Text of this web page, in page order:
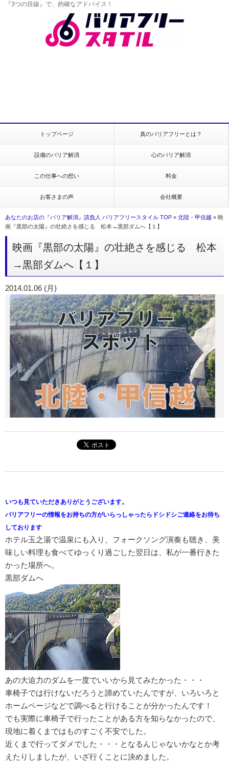
『3つの目線』で、的確なアドバイス！
トップページ 真のバリアフリーとは？
設備のバリア解消 心のバリア解消
この仕事への想い 料金
お客さまの声 会社概要
あなたのお店の『バリア解消』請負人 バリアフリースタイル TOP » 北陸・甲信越 » 映
画『黒部の太陽』の壮絶さを感じる 松本→黒部ダムへ【１】
映画『黒部の太陽』の壮絶さを感じる 松本
→黒部ダムへ【１】
2014.01.06 (月)
いつも見ていただきありがとうございます。
バリアフリーの情報をお持ちの方がいらっしゃったらドシドシご連絡をお待ち
しております
ホテル玉之湯で温泉にも入り、フォークソング演奏も聴き、美
味しい料理も食べてゆっくり過ごした翌日は、私が一番行きた
かった場所へ。
黒部ダムへ
あの大迫力のダムを一度でいいから見てみたかった・・・
車椅子では行けないだろうと諦めていたんですが、いろいろと
ホームページなどで調べると行けることが分かったんです！
でも実際に車椅子で行ったことがある方を知らなかったので、
現地に着くまではものすごく不安でした。
近くまで行ってダメでした・・・となるんじゃないかなとか考
えたりしましたが、いざ行くことに決めました。